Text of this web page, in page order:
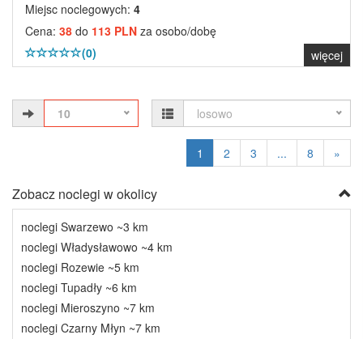
Miejsc noclegowych: 4
Cena: 38 do 113 PLN za osobo/dobę
(0)
więcej
10 losowo
1 2 3 ... 8 »
Zobacz noclegi w okolicy
noclegi Swarzewo ~3 km
noclegi Władysławowo ~4 km
noclegi Rozewie ~5 km
noclegi Tupadły ~6 km
noclegi Mieroszyno ~7 km
noclegi Czarny Młyn ~7 km